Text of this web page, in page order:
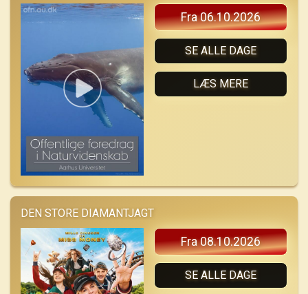
Fra 06.10.2026
SE ALLE DAGE
LÆS MERE
DEN STORE DIAMANTJAGT
Fra 08.10.2026
SE ALLE DAGE